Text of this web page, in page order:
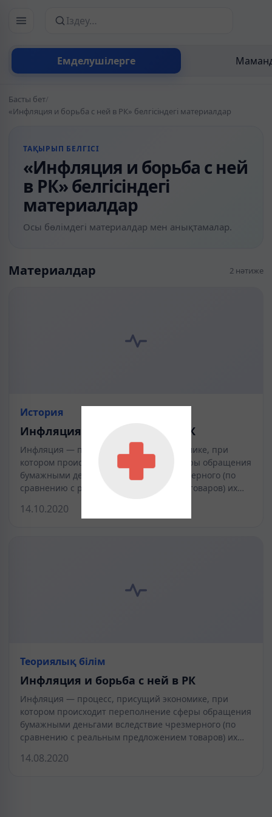
Емделушілерге
Сайттан іздеу
Басты бет/
«Инфляция и борьба с ней в РК» белгісіндегі материалдар
ТАҚЫРЫП БЕЛГІСІ
«Инфляция и борьба с ней
в РК» белгісіндегі
материалдар
Осы бөлімдегі материалдар мен анықтамалар.
Материалдар 2 нәтиже
История
Инфляция и борьба с ней в РК
Инфляция — процесс, присущий экономике, при
котором происходит переполнение сферы обращения
бумажными деньгами вследствие чрезмерного (по
сравнению с реальным предложением товаров) их…
14.10.2020
Теориялық білім
Инфляция и борьба с ней в РК
Инфляция — процесс, присущий экономике, при
котором происходит переполнение сферы обращения
бумажными деньгами вследствие чрезмерного (по
сравнению с реальным предложением товаров) их…
14.08.2020